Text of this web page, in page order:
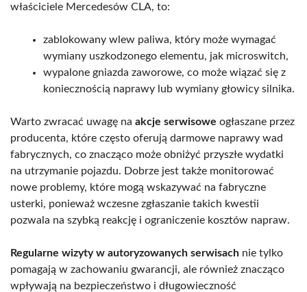
właściciele Mercedesów CLA, to:
zablokowany wlew paliwa, który może wymagać
wymiany uszkodzonego elementu, jak microswitch,
wypalone gniazda zaworowe, co może wiązać się z
koniecznością naprawy lub wymiany głowicy silnika.
Warto zwracać uwagę na akcje serwisowe ogłaszane przez
producenta, które często oferują darmowe naprawy wad
fabrycznych, co znacząco może obniżyć przyszłe wydatki
na utrzymanie pojazdu. Dobrze jest także monitorować
nowe problemy, które mogą wskazywać na fabryczne
usterki, ponieważ wczesne zgłaszanie takich kwestii
pozwala na szybką reakcję i ograniczenie kosztów napraw.
Regularne wizyty w autoryzowanych serwisach nie tylko
pomagają w zachowaniu gwarancji, ale również znacząco
wpływają na bezpieczeństwo i długowieczność